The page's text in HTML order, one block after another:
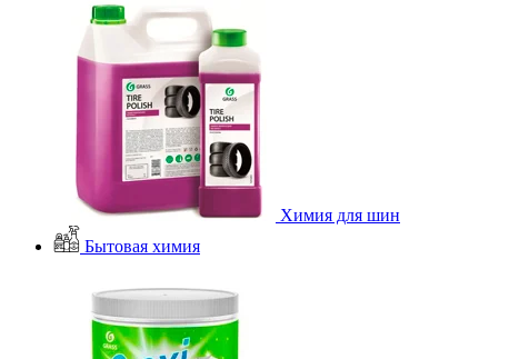
Химия для шин
Бытовая химия